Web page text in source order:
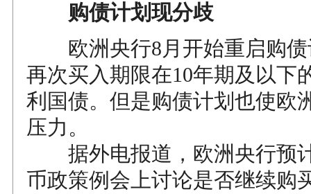
购债计划现分歧
欧洲央行8月开始重启购债
再次买入期限在10年期及以下
利国债。但是购债计划也使欧
压力。
据外电报道，欧洲央行预
币政策例会上讨论是否继续购